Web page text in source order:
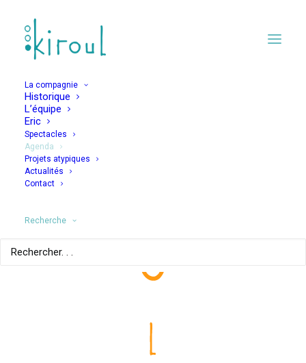
La compagnie
Historique
L’équipe
Eric
Spectacles
Agenda
Projets atypiques
Actualités
Contact
Recherche
Jamais Jamais – Les